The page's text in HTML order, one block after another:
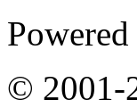
© 2001-